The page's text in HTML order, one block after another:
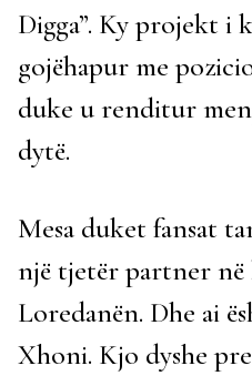
Digga”. Ky projekt i
gojëhapur me
duke u renditur
dytë.
Mesa duket fansat
një tjetër partner në
Loredanën. Dhe ai
Xhoni. Kjo dyshe